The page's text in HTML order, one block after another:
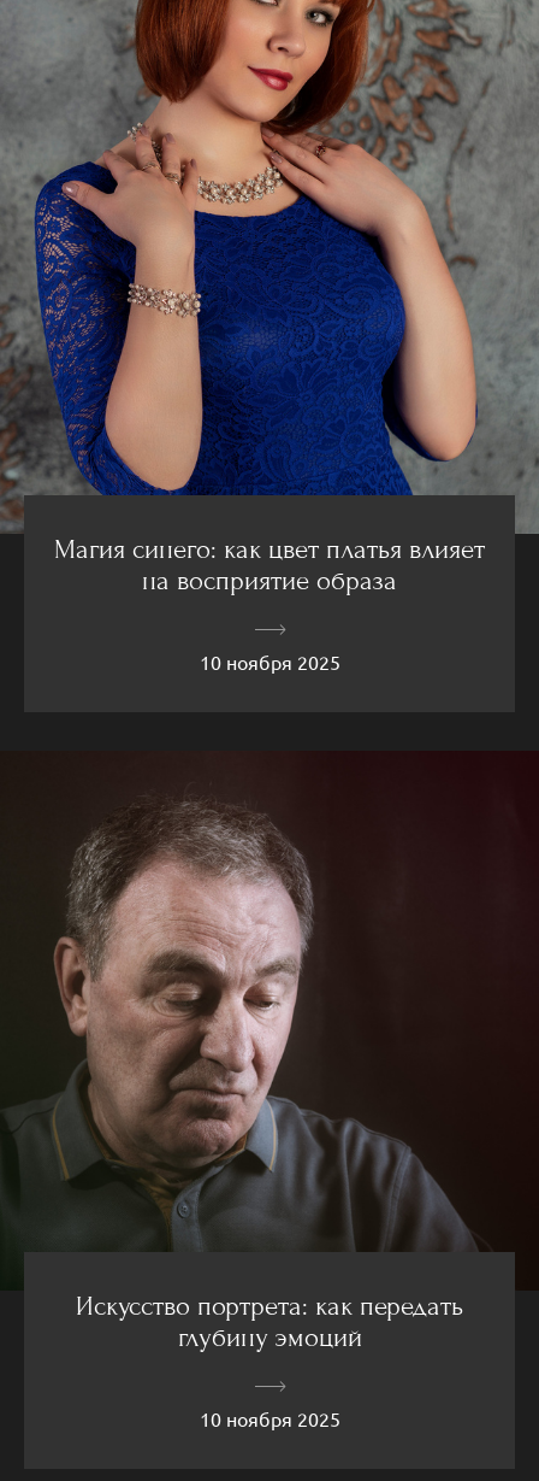
Магия синего: как цвет платья влияет
на восприятие образа
10 ноября 2025
Искусство портрета: как передать
глубину эмоций
10 ноября 2025